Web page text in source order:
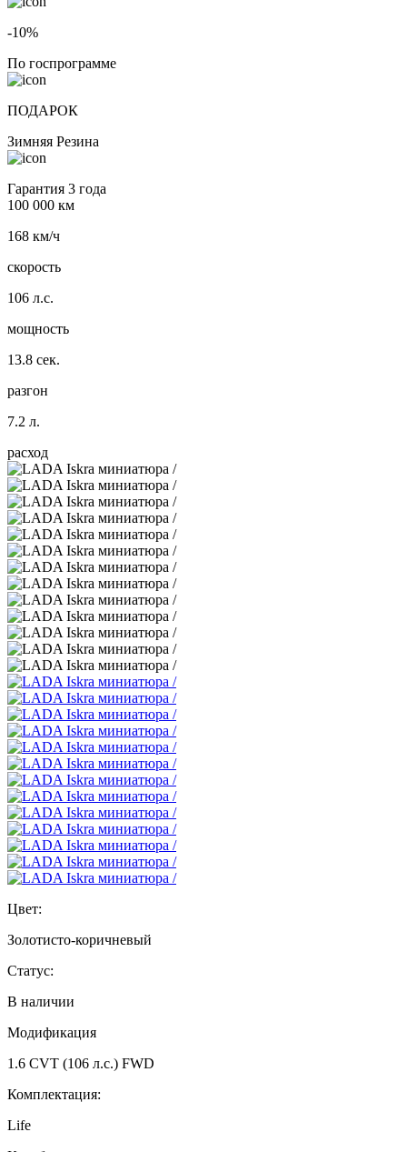
-10%
По госпрограмме
ПОДАРОК
Зимняя Резина
Гарантия 3 года
100 000 км
168 км/ч
скорость
106 л.с.
мощность
13.8 сек.
разгон
7.2 л.
расход
Цвет:
Золотисто-коричневый
Статус:
В наличии
Модификация
1.6 CVT (106 л.с.) FWD
Комплектация:
Life